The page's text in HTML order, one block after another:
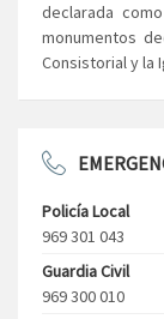
declarada
monumentos
Consistorial y la
Policía Local
969 301 043
Guardia Civil
969 300 010